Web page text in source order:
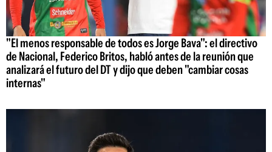
"El menos responsable de todos es Jorge Bava": el directivo
de Nacional, Federico Britos, habló antes de la reunión que
analizará el futuro del DT y dijo que deben "cambiar cosas
internas"